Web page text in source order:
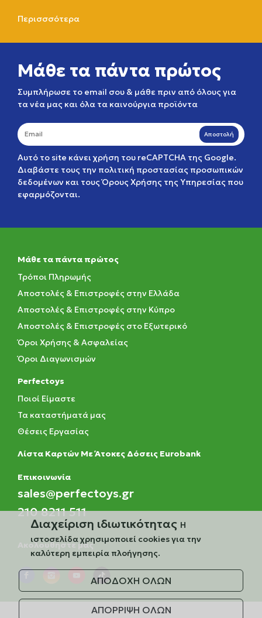
Περισσσότερα
Μάθε τα πάντα πρώτος
Συμπλήρωσε το email σου & μάθε πριν από όλους για
τα νέα μας και όλα τα καινούργια προϊόντα
Αποστολή
Αυτό το site κάνει χρήση του reCAPTCHA της Google.
Διαβάστε τους την πολιτική προστασίας προσωπικών
δεδομένων και τουςΌρους Χρήσης της Υπηρεσίας που
εφαρμόζονται.
Μάθε τα πάντα πρώτος
Τρόποι Πληρωμής
Αποστολές & Επιστροφές στην Ελλάδα
Αποστολές & Επιστροφές στην Κύπρο
Αποστολές & Επιστροφές στο Εξωτερικό
Όροι Χρήσης & Ασφαλείας
Όροι Διαγωνισμών
Perfectoys
Ποιοί Είμαστε
Τα καταστήματά μας
Θέσεις Εργασίας
Λίστα Καρτών Με Άτοκες Δόσεις Eurobank
Eπικοινωνία
sales@perfectoys.gr
210 8211 511
Ακολουθήστε μας
Διαχείριση ιδιωτικότητας Η
ιστοσελίδα χρησιμοποιεί cookies για την
καλύτερη εμπειρία πλοήγησης.
ΑΠΟΔΟΧΗ ΟΛΩΝ
ΑΠΟΡΡΙΨΗ ΟΛΩΝ